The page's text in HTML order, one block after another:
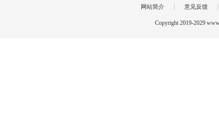
网站简介 | 意见反馈
Copyright 2019-2029